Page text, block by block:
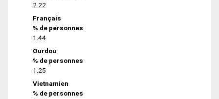
2.22
Français
% de personnes
1.44
Ourdou
% de personnes
1.25
Vietnamien
% de personnes